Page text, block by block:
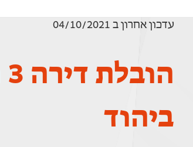
עדכון אחרון ב 04/10/2021
ביהוד